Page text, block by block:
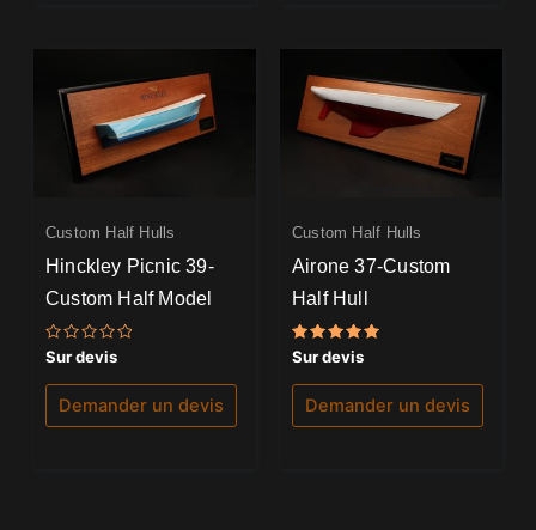
Custom Half Hulls
Hinckley Picnic 39-
Custom Half Model
Note
0
sur
Sur devis
Demander un devis
Custom Half Hulls
Airone 37-Custom
Half Hull
Note
5.00
sur 5
Sur devis
Demander un devis